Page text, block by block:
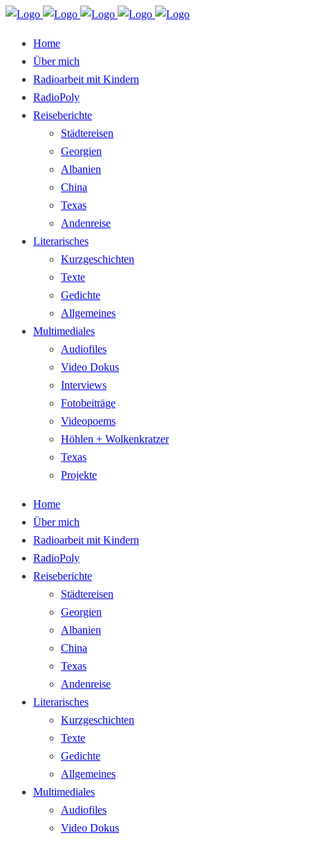
Home
Über mich
Radioarbeit mit Kindern
RadioPoly
Reiseberichte
Städtereisen
Georgien
Albanien
China
Texas
Andenreise
Literarisches
Kurzgeschichten
Texte
Gedichte
Allgemeines
Multimediales
Audiofiles
Video Dokus
Interviews
Fotobeiträge
Videopoems
Höhlen + Wolkenkratzer
Texas
Projekte
Home
Über mich
Radioarbeit mit Kindern
RadioPoly
Reiseberichte
Städtereisen
Georgien
Albanien
China
Texas
Andenreise
Literarisches
Kurzgeschichten
Texte
Gedichte
Allgemeines
Multimediales
Audiofiles
Video Dokus